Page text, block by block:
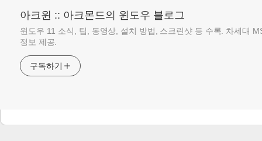
아크윈 :: 아크몬드의 윈도우 블로그
윈도우 11 소식, 팁, 동영상, 설치 방법, 스크린샷 등 수록. 차세대
정보 제공.
구독하기